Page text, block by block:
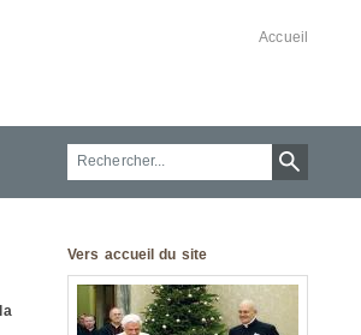
Accueil
Vers accueil du site